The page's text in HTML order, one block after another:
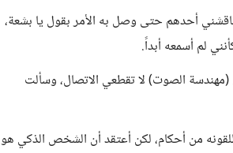
أحدهم حتى وصل به الأمر بقول يا بشعة،
لم أسمعه أبداً.
(مهندسة الصوت) لا تقطعي الاتصال، وسألت
من أحكام، لكن أعتقد أن الشخص الذكي هو